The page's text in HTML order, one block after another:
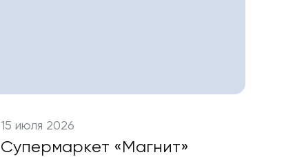
15 июля 2026
Супермаркет «Магнит»